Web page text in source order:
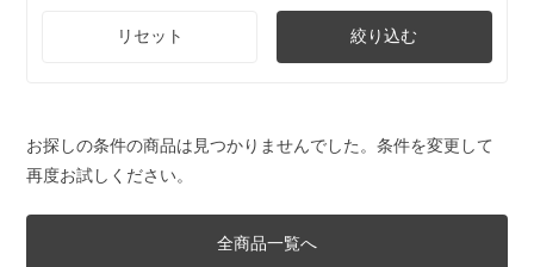
リセット 絞り込む
お探しの条件の商品は見つかりませんでした。条件を変更して
再度お試しください。
全商品一覧へ